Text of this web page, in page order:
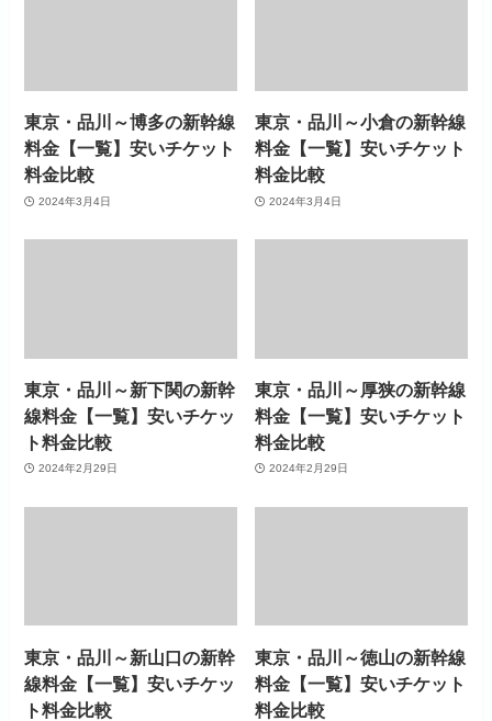
東京・品川～博多の新幹線
料金【一覧】安いチケット
料金比較
2024年3月4日
東京・品川～小倉の新幹線
料金【一覧】安いチケット
料金比較
2024年3月4日
東京・品川～新下関の新幹
線料金【一覧】安いチケッ
ト料金比較
2024年2月29日
東京・品川～厚狭の新幹線
料金【一覧】安いチケット
料金比較
2024年2月29日
東京・品川～新山口の新幹
線料金【一覧】安いチケッ
ト料金比較
東京・品川～徳山の新幹線
料金【一覧】安いチケット
料金比較